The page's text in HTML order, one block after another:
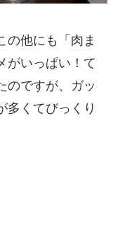
の他にも「肉ま
がいっぱい！て
のですが、ガッ
多くてびっくり